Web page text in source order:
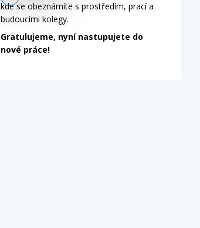
kde se obeznámíte s prostředím, prací a
budoucími kolegy.
Gratulujeme, nyní nastupujete do
nové práce!